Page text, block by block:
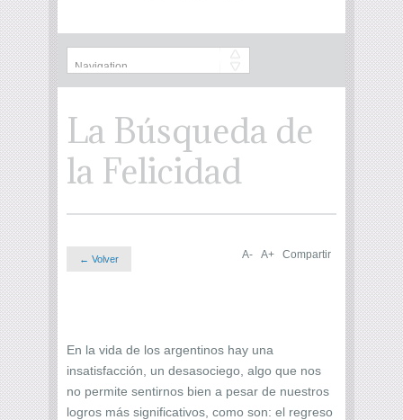
La Búsqueda de
la Felicidad
← Volver A- A+ Compartir
En la vida de los argentinos hay una
insatisfacción, un desasociego, algo que nos
no permite sentirnos bien a pesar de nuestros
logros más significativos, como son: el regreso